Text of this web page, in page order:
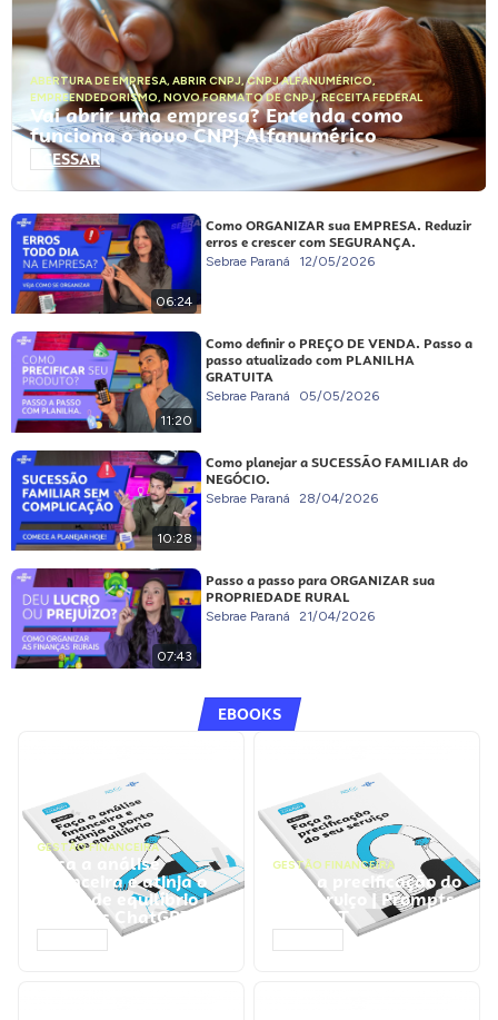
ABERTURA DE EMPRESA, ABRIR CNPJ,CNPJ ALFANUMÉRICO,
EMPREENDEDORISMO, NOVO FORMATO DE CNPJ,RECEITA FEDERAL
Vai abrir uma empresa? Entenda como
funciona o novo CNPJ Alfanumérico
ACESSAR
06:24
Como ORGANIZAR sua EMPRESA. Reduzir
erros e crescer com SEGURANÇA.
Sebrae Paraná 12/05/2026
11:20
Como definir o PREÇO DE VENDA. Passo a
passo atualizado com PLANILHA
GRATUITA
Sebrae Paraná 05/05/2026
10:28
Como planejar a SUCESSÃO FAMILIAR do
NEGÓCIO.
Sebrae Paraná 28/04/2026
07:43
Passo a passo para ORGANIZAR sua
PROPRIEDADE RURAL
Sebrae Paraná 21/04/2026
EBOOKS
GESTÃO FINANCEIRA
Faça a análise
financeira e atinja o
ponto de equilíbrio |
Prompts ChatGPT
GESTÃO FINANCEIRA
Faça a precificação do
seu serviço | Prompts
ChatGPT